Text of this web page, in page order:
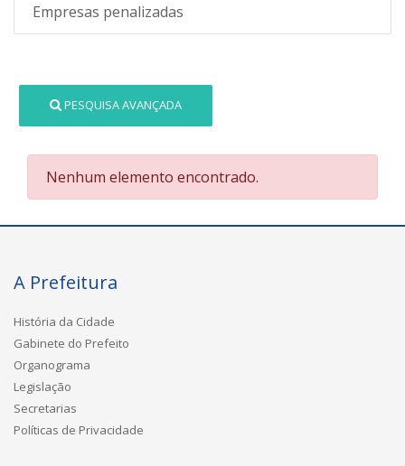
Empresas penalizadas
PESQUISA AVANÇADA
Nenhum elemento encontrado.
A Prefeitura
História da Cidade
Gabinete do Prefeito
Organograma
Legislação
Secretarias
Políticas de Privacidade